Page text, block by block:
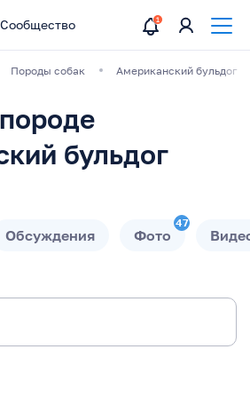
Сообщество
Породы собак Американский бульдог
бульдог
Обсуждения Фото
47